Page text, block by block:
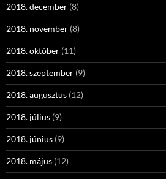
2018. december (8)
2018. november (8)
2018. október (11)
2018. szeptember (9)
2018. augusztus (12)
2018. július (9)
2018. június (9)
2018. május (12)